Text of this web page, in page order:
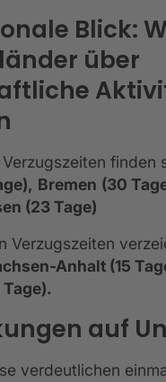
Blick:
über
finden
Bremen (30
(23 Tage)
Verzugszeiten
Anhalt (15
auf
verdeutlichen